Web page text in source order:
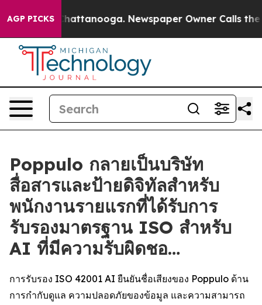
AGP PICKS
in Chattanooga. Newspaper Owner Calls the
Poppulo กลายเป็นบริษัท
สื่อสารและป้ายดิจิทัลสำหรับ
พนักงานรายแรกที่ได้รับการ
รับรองมาตรฐาน ISO สำหรับ
AI ที่มีความรับผิดชอ…
การรับรอง ISO 42001 AI ยืนยันชื่อเสียงของ Poppulo ด้าน
การกำกับดูแล ความปลอดภัยของข้อมูล และความสามารถ